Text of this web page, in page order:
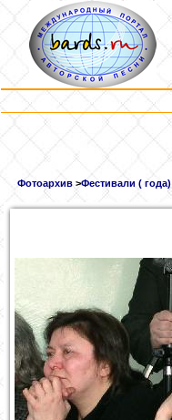
Фотоархив >Фестивали ( года)